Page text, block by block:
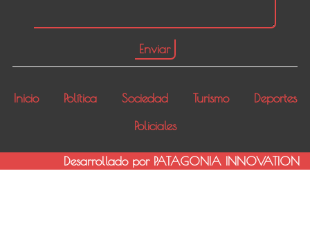
Inicio Política Sociedad Turismo
Deportes
Policiales
Desarrollado por PATAGONIA INNOVATION